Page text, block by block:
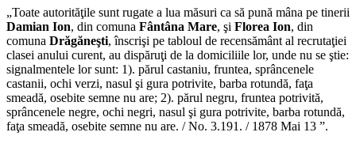
„Toate autorităţile sunt rugate a lua măsuri ca să pună mâna pe tinerii
Damian Ion, din comuna Fântâna Mare, şi Florea Ion, din
comuna Drăgăneşti, înscrişi pe tabloul de recensământ al recrutaţiei
clasei anului curent, au dispăruţi de la domiciliile lor, unde nu se ştie:
signalmentele lor sunt: 1). părul castaniu, fruntea, sprâncenele
castanii, ochi verzi, nasul şi gura potrivite, barba rotundă, faţa
smeadă, osebite semne nu are; 2). părul negru, fruntea potrivită,
sprâncenele negre, ochi negri, nasul şi gura potrivite, barba rotundă,
faţa smeadă, osebite semne nu are. / No. 3.191. / 1878 Mai 13 ”.